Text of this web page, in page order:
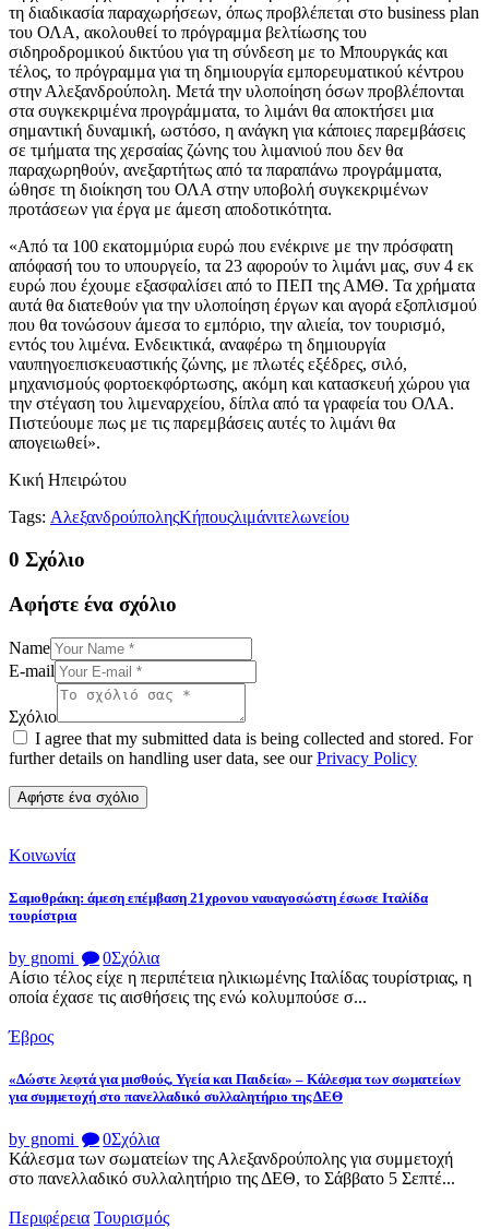
τη διαδικασία παραχωρήσεων, όπως προβλέπεται στο business plan
του ΟΛΑ, ακολουθεί το πρόγραμμα βελτίωσης του
σιδηροδρομικού δικτύου για τη σύνδεση με το Μπουργκάς και
τέλος, το πρόγραμμα για τη δημιουργία εμπορευματικού κέντρου
στην Αλεξανδρούπολη. Μετά την υλοποίηση όσων προβλέπονται
στα συγκεκριμένα προγράμματα, το λιμάνι θα αποκτήσει μια
σημαντική δυναμική, ωστόσο, η ανάγκη για κάποιες παρεμβάσεις
σε τμήματα της χερσαίας ζώνης του λιμανιού που δεν θα
παραχωρηθούν, ανεξαρτήτως από τα παραπάνω προγράμματα,
ώθησε τη διοίκηση του ΟΛΑ στην υποβολή συγκεκριμένων
προτάσεων για έργα με άμεση αποδοτικότητα.
«Από τα 100 εκατομμύρια ευρώ που ενέκρινε με την πρόσφατη
απόφασή του το υπουργείο, τα 23 αφορούν το λιμάνι μας, συν 4 εκ
ευρώ που έχουμε εξασφαλίσει από το ΠΕΠ της ΑΜΘ. Τα χρήματα
αυτά θα διατεθούν για την υλοποίηση έργων και αγορά εξοπλισμού
που θα τονώσουν άμεσα το εμπόριο, την αλιεία, τον τουρισμό,
εντός του λιμένα. Ενδεικτικά, αναφέρω τη δημιουργία
ναυπηγοεπισκευαστικής ζώνης, με πλωτές εξέδρες, σιλό,
μηχανισμούς φορτοεκφόρτωσης, ακόμη και κατασκευή χώρου για
την στέγαση του λιμεναρχείου, δίπλα από τα γραφεία του ΟΛΑ.
Πιστεύουμε πως με τις παρεμβάσεις αυτές το λιμάνι θα
απογειωθεί».
Κική Ηπειρώτου
Tags: ΑλεξανδρούποληςΚήπουςλιμάνιτελωνείου
0 Σχόλιο
Αφήστε ένα σχόλιο
Name
E-mail
Σχόλιο
I agree that my submitted data is being collected and stored. For
further details on handling user data, see ourPrivacy Policy
Κοινωνία
Σαμοθράκη: άμεση επέμβαση 21χρονου ναυαγοσώστη έσωσε Ιταλίδα
τουρίστρια
by gnomi 0Σχόλια
Αίσιο τέλος είχε η περιπέτεια ηλικιωμένης Ιταλίδας τουρίστριας, η
οποία έχασε τις αισθήσεις της ενώ κολυμπούσε σ...
Έβρος
«Δώστε λεφτά για μισθούς, Υγεία και Παιδεία» – Κάλεσμα των σωματείων
για συμμετοχή στο πανελλαδικό συλλαλητήριο της ΔΕΘ
by gnomi 0Σχόλια
Κάλεσμα των σωματείων της Αλεξανδρούπολης για συμμετοχή
στο πανελλαδικό συλλαλητήριο της ΔΕΘ, το Σάββατο 5 Σεπτέ...
Περιφέρεια Τουρισμός